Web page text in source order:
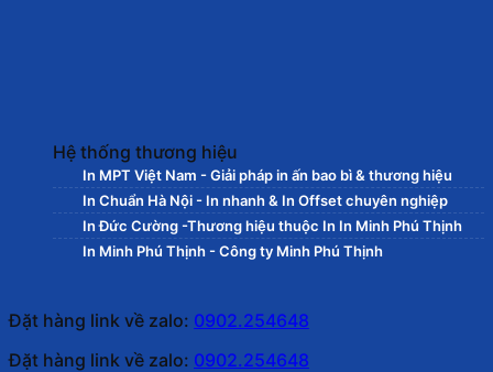
Hệ thống thương hiệu
In MPT Việt Nam - Giải pháp in ấn bao bì & thương hiệu
In Chuẩn Hà Nội - In nhanh & In Offset chuyên nghiệp
In Đức Cường -Thương hiệu thuộc In In Minh Phú Thịnh
In Minh Phú Thịnh - Công ty Minh Phú Thịnh
Đặt hàng link về zalo: 0902.254648
Đặt hàng link về zalo: 0902.254648